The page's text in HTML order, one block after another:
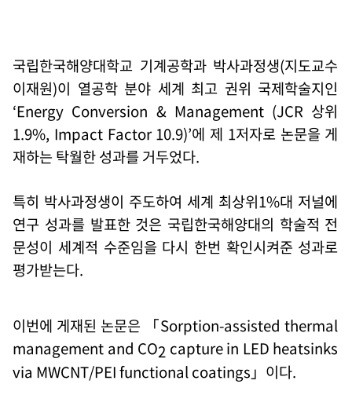
국립한국해양대학교 기계공학과 박사과정생(지도교수
이재원)이 열공학 분야 세계 최고 권위 국제학술지인
‘Energy Conversion & Management (JCR 상위
1.9%, Impact Factor 10.9)’에 제 1저자로 논문을 게
재하는 탁월한 성과를 거두었다.
특히 박사과정생이 주도하여 세계 최상위1%대 저널에
연구 성과를 발표한 것은 국립한국해양대의 학술적 전
문성이 세계적 수준임을 다시 한번 확인시켜준 성과로
평가받는다.
이번에 게재된 논문은
「Sorption-assisted thermal
management and CO2 capture in LED heatsinks
via MWCNT/PEI functional coatings」이다.